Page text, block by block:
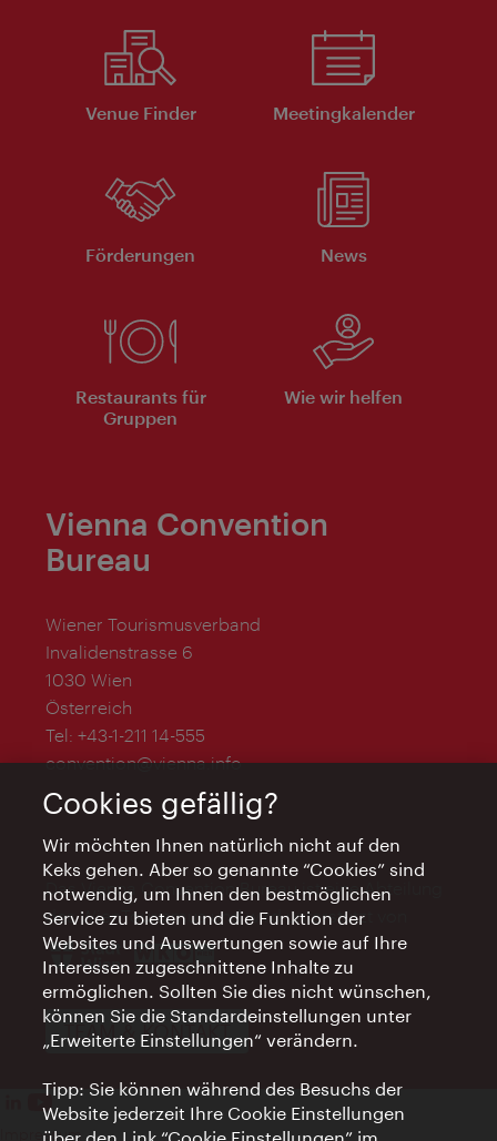
Venue Finder Meeting­kalender
Förderungen News
Restaurants für
Gruppen
Wie wir helfen
Vienna Convention
Bureau
Wiener Tourismusverband
Invalidenstrasse 6
1030 Wien
Österreich
Tel: +43-1-211 14-555
convention@vienna.info
Das Vienna Convention Bureau ist eine Abteilung
des WienTourismus und wird unterstützt von
TEAM & KONTAKT
Impressum
Cookies gefällig?
Wir möchten Ihnen natürlich nicht auf den
Keks gehen. Aber so genannte “Cookies” sind
notwendig, um Ihnen den bestmöglichen
Service zu bieten und die Funktion der
Websites und Auswertungen sowie auf Ihre
Interessen zugeschnittene Inhalte zu
ermöglichen. Sollten Sie dies nicht wünschen,
können Sie die Standardeinstellungen unter
„Erweiterte Einstellungen“ verändern.
Tipp: Sie können während des Besuchs der
Website jederzeit Ihre Cookie Einstellungen